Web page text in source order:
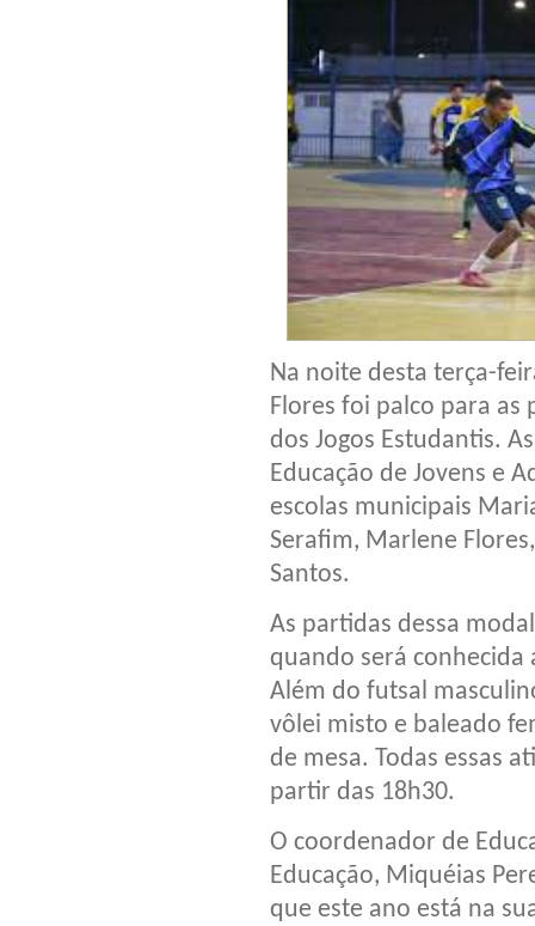
Na noite desta terça-
Flores foi palco para
dos Jogos Estudantis.
Educação de Jovens e
escolas municipais
Serafim, Marlene
Santos.
As partidas dessa
quando será conhecida
Além do futsal
vôlei misto e baleado
de mesa. Todas essas
partir das 18h30.
O coordenador de
Educação, Miquéias
que este ano está na